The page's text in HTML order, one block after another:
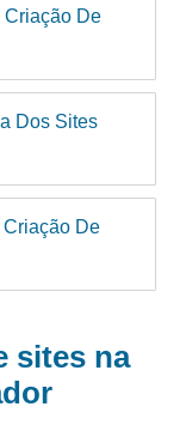
Criação De
Dos Sites
De
sites na